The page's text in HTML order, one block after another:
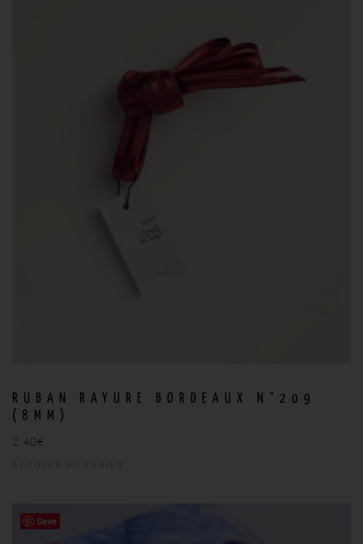
RUBAN RAYURE BORDEAUX N°209
(8MM)
2,40€
AJOUTER AU PANIER
Save